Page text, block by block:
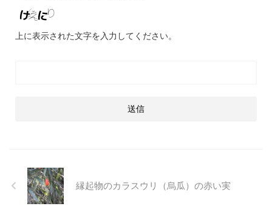
上に表示された文字を入力してください。
縁起物のカラスウリ（烏瓜）の赤い実